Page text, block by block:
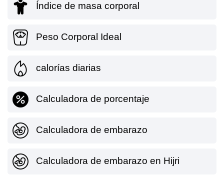
Índice de masa corporal
Peso Corporal Ideal
calorías diarias
Calculadora de porcentaje
Calculadora de embarazo
Calculadora de embarazo en Hijri